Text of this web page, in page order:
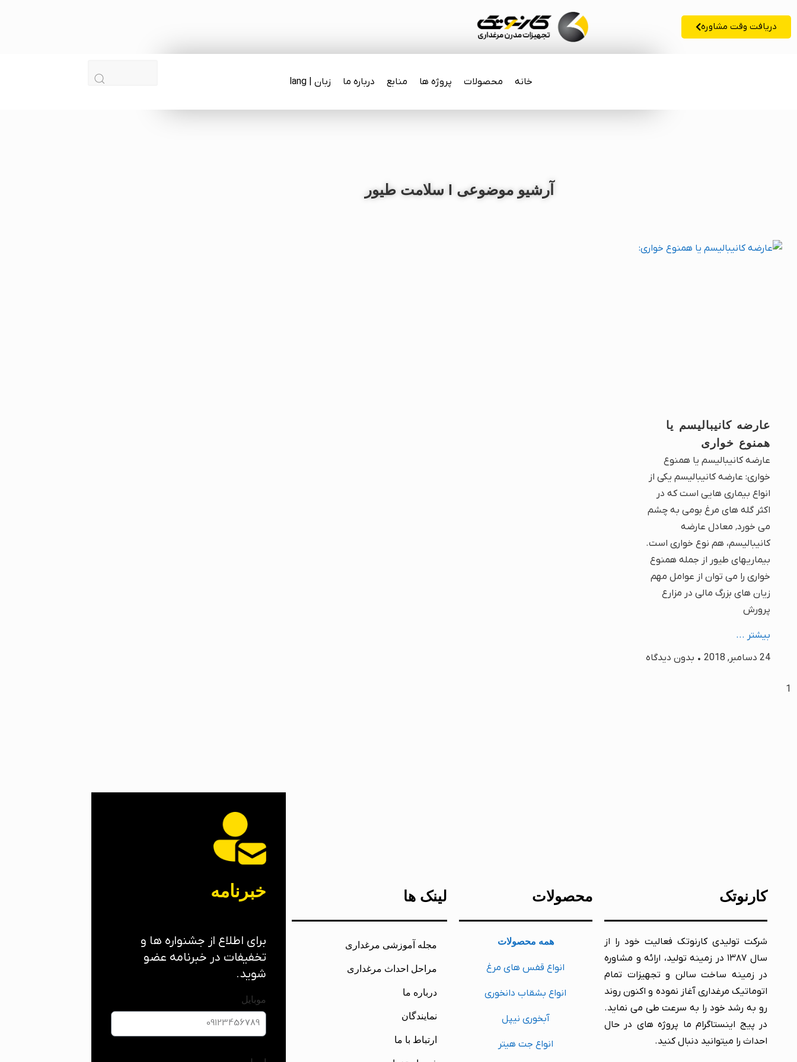
دریافت وقت مشاوره
خانه محصولات پروژه ها منابع درباره ما زبان | lang
آرشیو موضوعی l سلامت طیور
عارضه کانیبالیسم یا
همنوع خواری
عارضه کانیبالیسم یا همنوع
خواری: عارضه کانیبالیسم یکی از
انواع بیماری هایی است که در
اکثر گله های مرغ بومی به چشم
می خورد٬ معادل عارضه
کانیبالیسم، هم نوع خواری است.
بیماریهای طیور از جمله همنوع
خواری را می توان از عوامل مهم
زیان های بزرگ مالی در مزارع
پرورش
بیشتر ...
24 دسامبر, 2018
بدون دیدگاه
کارنوتک
شرکت تولیدی کارنوتک فعالیت خود را از
سال ۱۳۸۷ در زمینه تولید، ارائه و مشاوره
در زمینه ساخت سالن و تجهیزات تمام
اتوماتیک مرغداری آغاز نموده و اکنون روند
رو به رشد خود را به سرعت طی می نماید.
در پیج اینستاگرام ما پروژه های در حال
احداث را میتوانید دنبال کنید.
محصولات
همه محصولات
انواع قفس های مرغ
انواع بشقاب دانخوری
آبخوری نیپل
انواع جت هیتر
لینک ها
مجله آموزشی مرغداری
مراحل احداث مرغداری
درباره ما
نمایندگان
ارتباط با ما
خبرنامه
برای اطلاع از جشنواره ها و
تخفیفات در خبرنامه عضو
شوید.
موبایل